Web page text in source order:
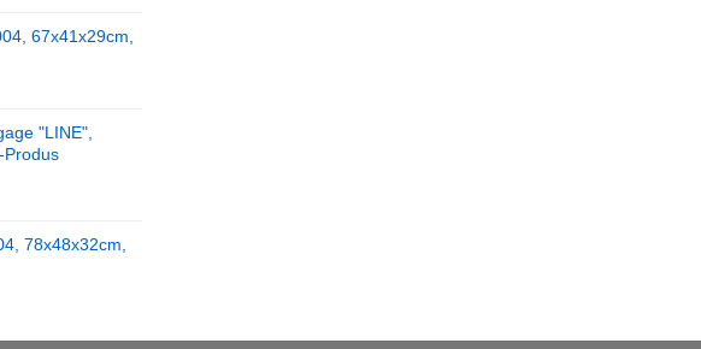
67x41x29cm,
"LINE",
Produs
78x48x32cm,